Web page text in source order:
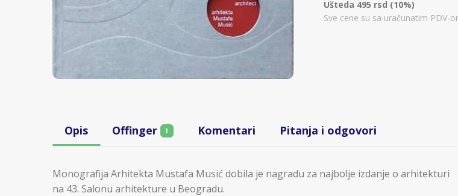
Ušteda 495 rsd (10%)
Sve cene su sa uračunatim PDV-
Opis Offinger 1 Komentari Pitanja i odgovori
Monografija Arhitekta Mustafa Musić dobila je nagradu za najbolje izdanje o arhitekturi
na 43. Salonu arhitekture u Beogradu.